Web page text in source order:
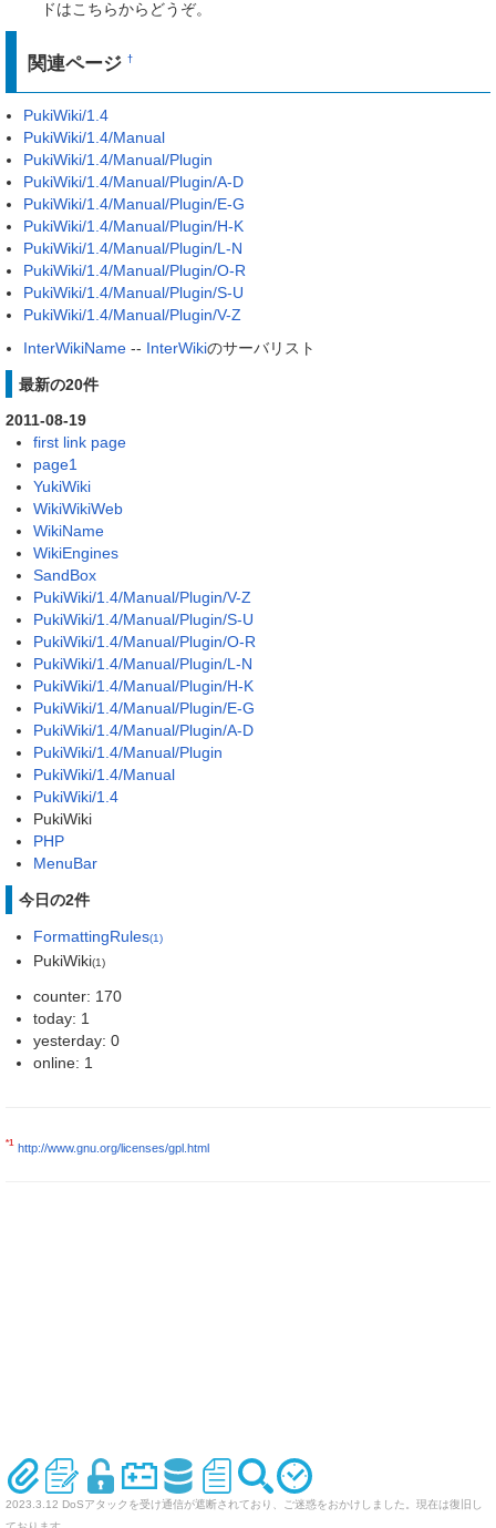
ドはこちらからどうぞ。
関連ページ†
PukiWiki/1.4
PukiWiki/1.4/Manual
PukiWiki/1.4/Manual/Plugin
PukiWiki/1.4/Manual/Plugin/A-D
PukiWiki/1.4/Manual/Plugin/E-G
PukiWiki/1.4/Manual/Plugin/H-K
PukiWiki/1.4/Manual/Plugin/L-N
PukiWiki/1.4/Manual/Plugin/O-R
PukiWiki/1.4/Manual/Plugin/S-U
PukiWiki/1.4/Manual/Plugin/V-Z
InterWikiName -- InterWikiのサーバリスト
最新の20件
2011-08-19
first link page
page1
YukiWiki
WikiWikiWeb
WikiName
WikiEngines
SandBox
PukiWiki/1.4/Manual/Plugin/V-Z
PukiWiki/1.4/Manual/Plugin/S-U
PukiWiki/1.4/Manual/Plugin/O-R
PukiWiki/1.4/Manual/Plugin/L-N
PukiWiki/1.4/Manual/Plugin/H-K
PukiWiki/1.4/Manual/Plugin/E-G
PukiWiki/1.4/Manual/Plugin/A-D
PukiWiki/1.4/Manual/Plugin
PukiWiki/1.4/Manual
PukiWiki/1.4
PukiWiki
PHP
MenuBar
今日の2件
FormattingRules(1)
PukiWiki(1)
counter: 170
today: 1
yesterday: 0
online: 1
*1 http://www.gnu.org/licenses/gpl.html
2023.3.12 DoSアタックを受け通信が遮断されており、ご迷惑をおかけしました。現在は復旧し